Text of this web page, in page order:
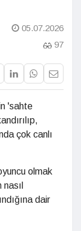
05.07.2026
97
'sahte
çok canlı
olmak
dair